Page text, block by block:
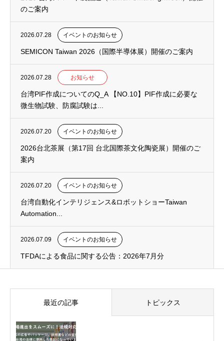
のご案内
2026.07.28 イベントのお知らせ
SEMICON Taiwan 2026（国際半導体展）開催のご案内
2026.07.28 お知らせ
台湾PIF作成についてのQ_A 【NO.10】PIF作成に必要な
微生物試験、防腐試験は...
2026.07.20 イベントのお知らせ
2026台北茶展（第17回 台北国際茶文化陶瓷展）開催のご
案内
2026.07.20 イベントのお知らせ
台湾自動化インテリジェンス&ロボットショーTaiwan
Automation...
2026.07.09 イベントのお知らせ
TFDAによる食品に関する公告：2026年7月分
最近の記事 トピックス